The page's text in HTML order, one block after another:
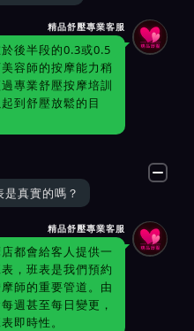
精品舒壓專業客服
後半段的0.3或0.5
容師的按摩能力稍
專業舒壓按摩培訓
到舒壓放鬆的目
是真實的嗎？
精品舒壓專業客服
都會給客人提供一
，班表是我們預約
師的重要管道。由
週甚至每日變更，
即時性。